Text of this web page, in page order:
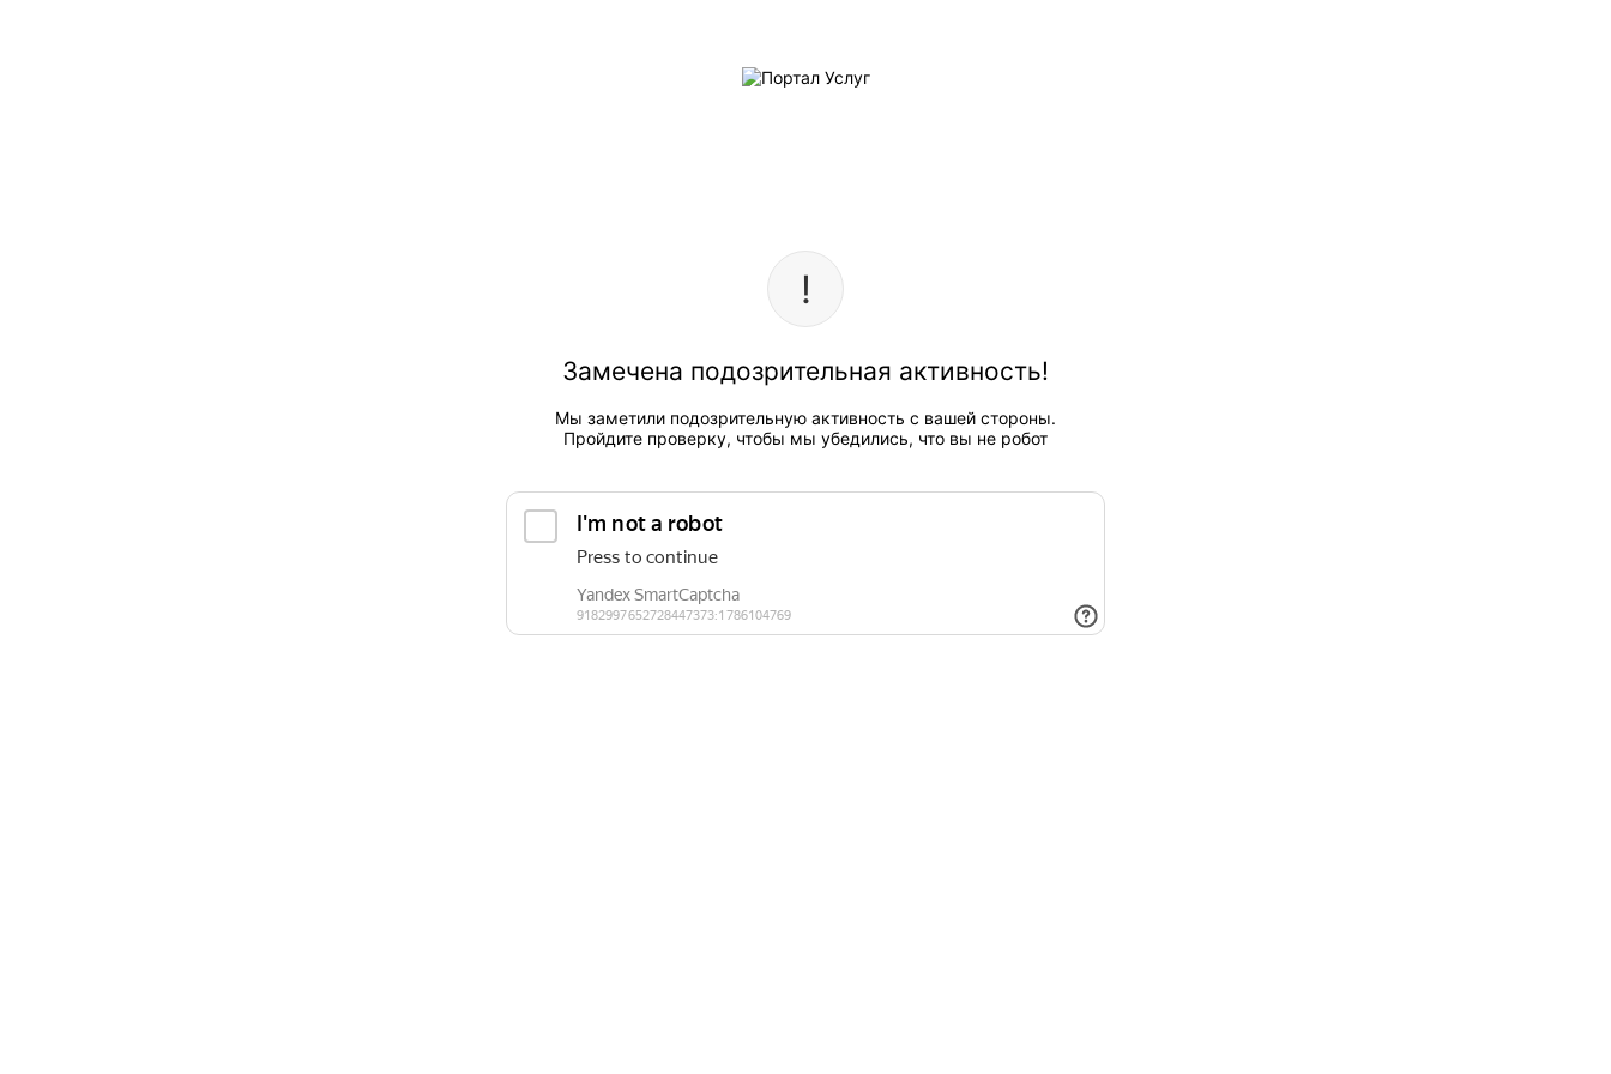
Замечена подозрительная активность!
Мы заметили подозрительную активность с вашей стороны.
Пройдите проверку, чтобы мы убедились, что вы не робот